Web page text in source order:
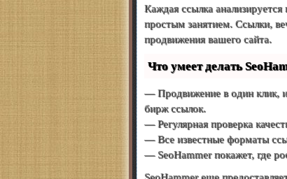
Каждая ссылка
простым занятием. Ссылки,
продвижения вашего сайта.
Что умеет делать
— Продвижение в один клик,
бирж ссылок.
— Регулярная проверка
— Все известные форматы
— SeoHammer покажет, где